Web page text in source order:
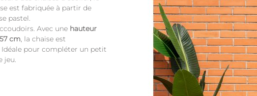
est fabriquée à partir de
pastel.
Avec une hauteur
cm, la chaise est
Idéale pour compléter un petit
jeu.